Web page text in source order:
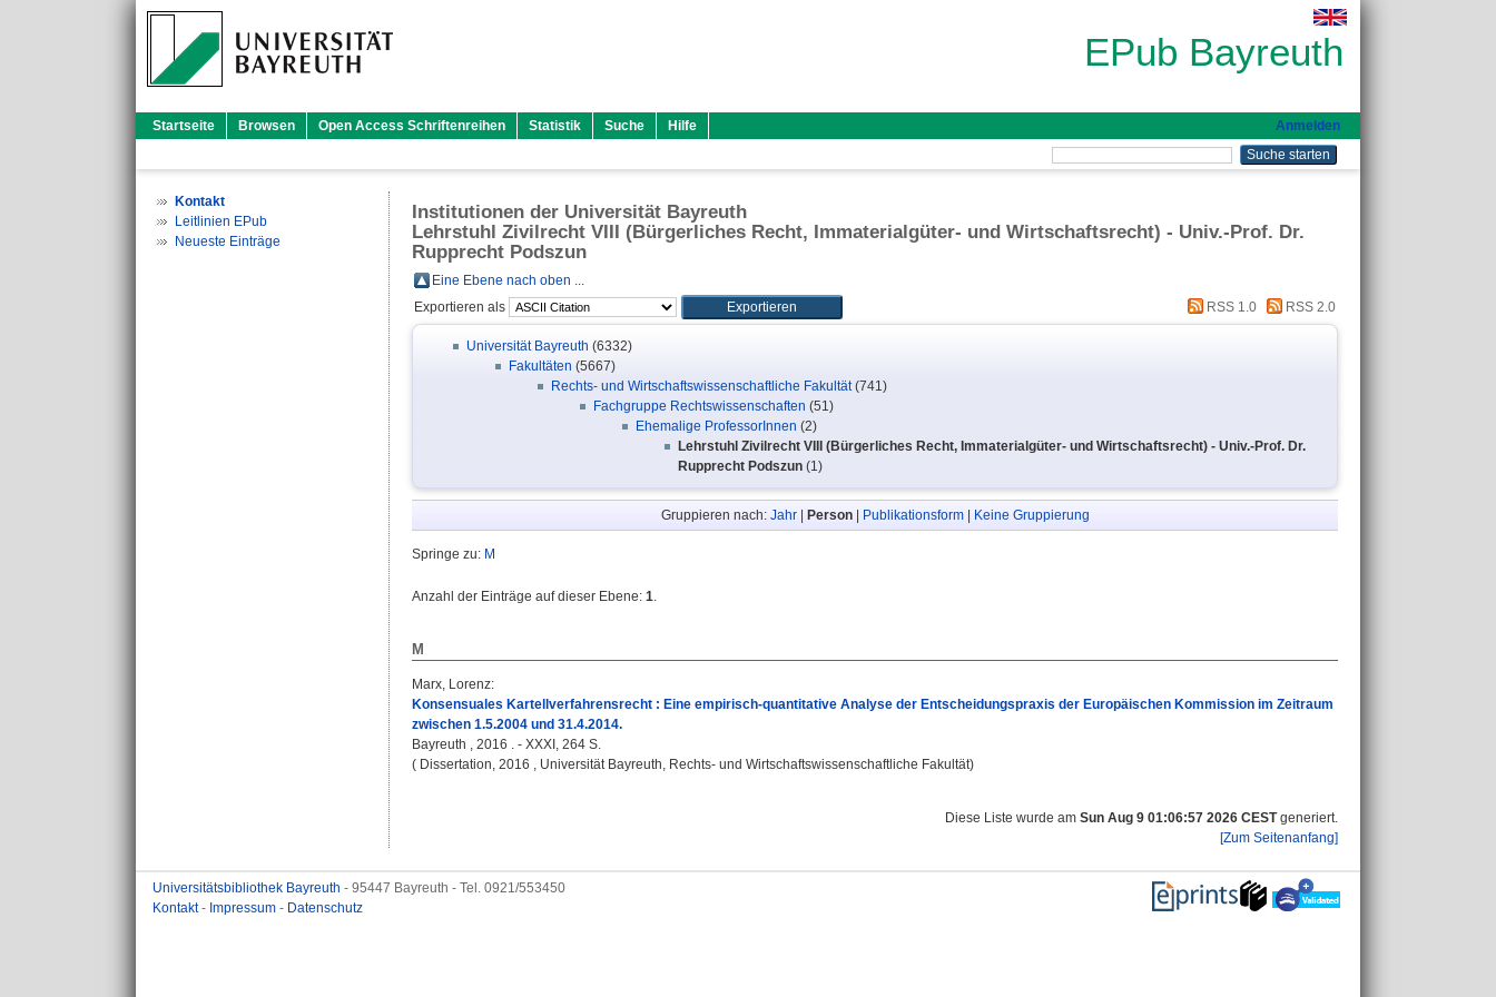
EPub Bayreuth
Startseite Browsen Open Access Schriftenreihen Statistik Suche Hilfe Anmelden
Kontakt
Leitlinien EPub
Neueste Einträge
Institutionen der Universität Bayreuth
Lehrstuhl Zivilrecht VIII (Bürgerliches Recht, Immaterialgüter- und Wirtschaftsrecht) - Univ.-Prof. Dr.
Rupprecht Podszun
Eine Ebene nach oben ...
Exportieren als
RSS 1.0 RSS 2.0
Universität Bayreuth (6332)
Fakultäten (5667)
Rechts- und Wirtschaftswissenschaftliche Fakultät(741)
Fachgruppe Rechtswissenschaften (51)
Ehemalige ProfessorInnen (2)
Lehrstuhl Zivilrecht VIII (Bürgerliches Recht, Immaterialgüter- und Wirtschaftsrecht) - Univ.-Prof. Dr.
Rupprecht Podszun (1)
Gruppieren nach: Jahr| Person| Publikationsform| Keine Gruppierung
Springe zu: M
Anzahl der Einträge auf dieser Ebene: 1.
M
Marx, Lorenz:
Konsensuales Kartellverfahrensrecht : Eine empirisch-quantitative Analyse der Entscheidungspraxis der Europäischen Kommission im Zeitraum
zwischen 1.5.2004 und 31.4.2014.
Bayreuth , 2016 . - XXXI, 264 S.
( Dissertation, 2016 , Universität Bayreuth, Rechts- und Wirtschaftswissenschaftliche Fakultät)
Diese Liste wurde am Sun Aug 9 01:06:57 2026 CESTgeneriert.
[Zum Seitenanfang]
Universitätsbibliothek Bayreuth - 95447 Bayreuth - Tel. 0921/553450
Kontakt- Impressum - Datenschutz